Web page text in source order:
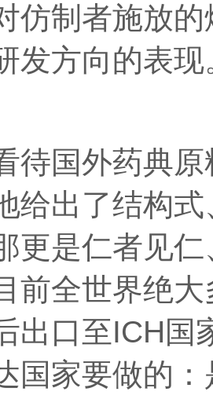
仿制者施放
发方向的表现
待国外药典
给出了结构
更是仁者见
前全世界绝
出口至ICH国
国家要做的